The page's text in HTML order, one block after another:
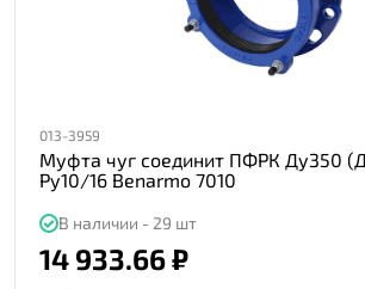
013-3959
Муфта чуг соединит ПФРК Ду350
Ру10/16 Benarmo 7010
В наличии - 29 шт
14 933.66 ₽